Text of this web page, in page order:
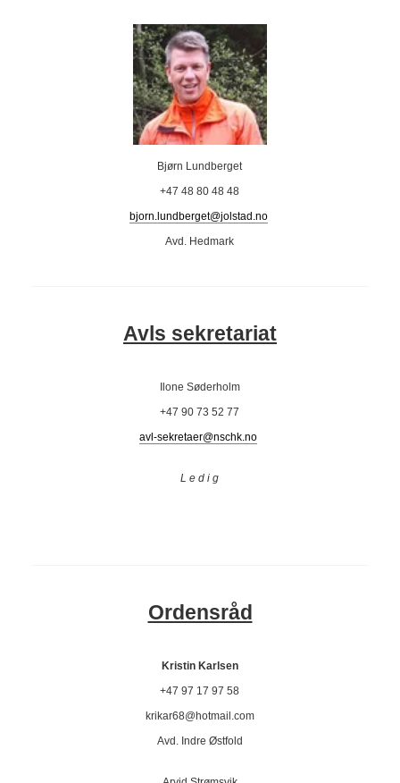
Bjørn Lundberget
+47 48 80 48 48
bjorn.lundberget@jolstad.no
Avd. Hedmark
Avls sekretariat
Ilone Søderholm
+47 90 73 52 77
avl-sekretaer@nschk.no
L e d i g
Ordensråd
Kristin Karlsen
+47 97 17 97 58
krikar68@hotmail.com
Avd. Indre Østfold